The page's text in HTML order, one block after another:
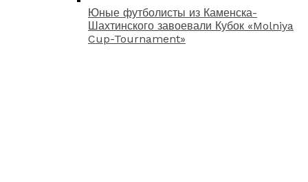
Юные футболисты из Каменска-
Шахтинского завоевали Кубок «Molniya
Cup-Tournament»